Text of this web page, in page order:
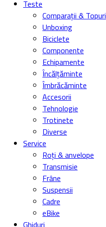
Teste
Comparații & Topuri
Unboxing
Biciclete
Componente
Echipamente
Încălțăminte
Îmbrăcăminte
Accesorii
Tehnologie
Trotinete
Diverse
Service
Roți & anvelope
Transmisie
Frâne
Suspensii
Cadre
eBike
Ghiduri